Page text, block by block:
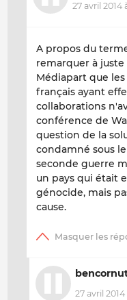
27 avril 2014
A propos du
remarquer à
Médiapart que
français ayant
collaborations
conférence de
question de la
condamné sous
seconde guerre
un pays qui était
génocide, mais
cause.
27 avril 2014